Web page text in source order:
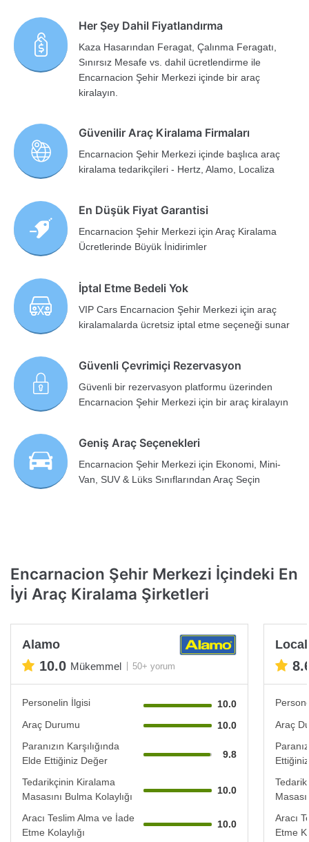
Her Şey Dahil Fiyatlandırma
Kaza Hasarından Feragat, Çalınma Feragatı,
Sınırsız Mesafe vs. dahil ücretlendirme ile
Encarnacion Şehir Merkezi içinde bir araç
kiralayın.
Güvenilir Araç Kiralama Firmaları
Encarnacion Şehir Merkezi içinde başlıca araç
kiralama tedarikçileri - Hertz, Alamo, Localiza
En Düşük Fiyat Garantisi
Encarnacion Şehir Merkezi için Araç Kiralama
Ücretlerinde Büyük İnidirimler
İptal Etme Bedeli Yok
VIP Cars Encarnacion Şehir Merkezi için araç
kiralamalarda ücretsiz iptal etme seçeneği sunar
Güvenli Çevrimiçi Rezervasyon
Güvenli bir rezervasyon platformu üzerinden
Encarnacion Şehir Merkezi için bir araç kiralayın
Geniş Araç Seçenekleri
Encarnacion Şehir Merkezi için Ekonomi, Mini-
Van, SUV & Lüks Sınıflarından Araç Seçin
Encarnacion Şehir Merkezi İçindeki En
İyi Araç Kiralama Şirketleri
Alamo
10.0 Mükemmel 50+ yorum
Personelin İlgisi
10.0
Araç Durumu
10.0
Paranızın Karşılığında
Elde Ettiğiniz Değer
9.8
Tedarikçinin Kiralama
Masasını Bulma Kolaylığı
10.0
Aracı Teslim Alma ve İade
Etme Kolaylığı
10.0
Araç
Aracı
Etme